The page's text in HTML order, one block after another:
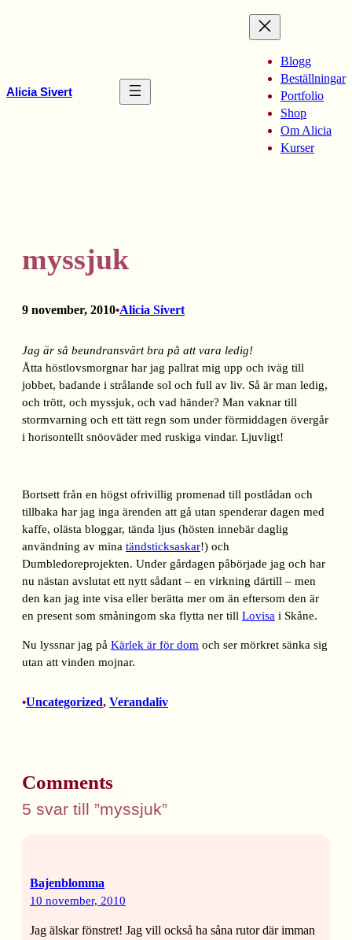
Alicia Sivert
Blogg
Beställningar
Portfolio
Shop
Om Alicia
Kurser
myssjuk
9 november, 2010•Alicia Sivert
Jag är så beundransvärt bra på att vara ledig!
Åtta höstlovsmorgnar har jag pallrat mig upp och iväg till
jobbet, badande i strålande sol och full av liv. Så är man ledig,
och trött, och myssjuk, och vad händer? Man vaknar till
stormvarning och ett tätt regn som under förmiddagen övergår
i horisontellt snöoväder med ruskiga vindar. Ljuvligt!
Bortsett från en högst ofrivillig promenad till postlådan och
tillbaka har jag inga ärenden att gå utan spenderar dagen med
kaffe, olästa bloggar, tända ljus (hösten innebär daglig
användning av mina tändsticksaskar!) och
Dumbledoreprojekten. Under gårdagen påbörjade jag och har
nu nästan avslutat ett nytt sådant – en virkning därtill – men
den kan jag inte visa eller berätta mer om än eftersom den är
en present som småningom ska flytta ner till Lovisa i Skåne.
Nu lyssnar jag på Kärlek är för dom och ser mörkret sänka sig
utan att vinden mojnar.
•Uncategorized, Verandaliv
Comments
5 svar till ”myssjuk”
Bajenblomma
10 november, 2010
Jag älskar fönstret! Jag vill också ha såna rutor där imman